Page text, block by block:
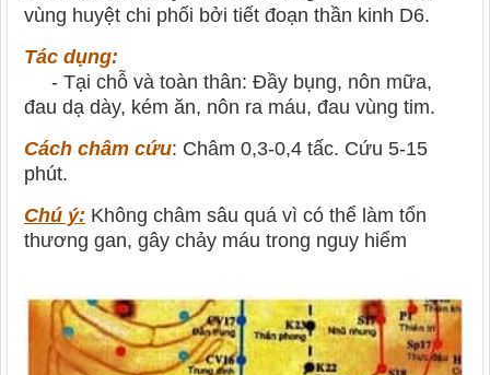
vùng huyệt chi phối bởi tiết đoạn thần kinh D6.
Tác dụng:
- Tại chỗ và toàn thân: Đầy bụng, nôn mữa,
đau dạ dày, kém ăn, nôn ra máu, đau vùng tim.
Cách châm cứu: Châm 0,3-0,4 tấc. Cứu 5-15
phút.
Chú ý: Không châm sâu quá vì có thể làm tổn
thương gan, gây chảy máu trong nguy hiểm